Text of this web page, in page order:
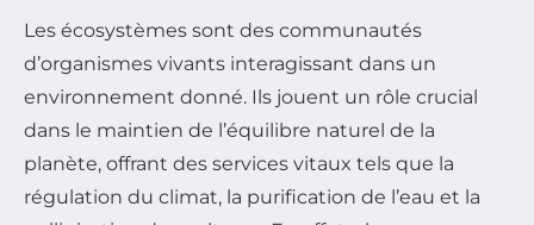
Les écosystèmes sont des communautés
d’organismes vivants interagissant dans un
environnement donné. Ils jouent un rôle crucial
dans le maintien de l’équilibre naturel de la
planète, offrant des services vitaux tels que la
régulation du climat, la purification de l’eau et la